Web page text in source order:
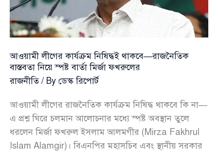
বার্তা
মির্জা
ফখরুলের
আওয়ামী লীগের কার্যক্রম নিষিদ্ধই থাকবে—রাজনৈতিক
বাস্তবতা নিয়ে স্পষ্ট বার্তা মির্জা ফখরুলের
রাজনীতি/ By ডেস্ক রিপোর্ট
আওয়ামী লীগের রাজনৈতিক কার্যক্রম নিষিদ্ধ থাকবে কি না—
এ প্রশ্ন ঘিরে চলমান আলোচনার মধ্যে স্পষ্ট অবস্থান তুলে
ধরলেন মির্জা ফখরুল ইসলাম আলমগীর (Mirza Fakhrul
Islam Alamgir)। বিএনপির মহাসচিব এবং স্থানীয় সরকার